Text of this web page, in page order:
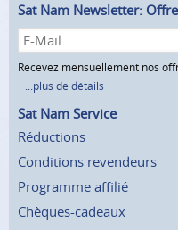
Sat Nam Newsletter:
Recevez mensuellement nos
...plus de détails
Sat Nam Service
Réductions
Conditions revendeurs
Programme affilié
Chèques-cadeaux